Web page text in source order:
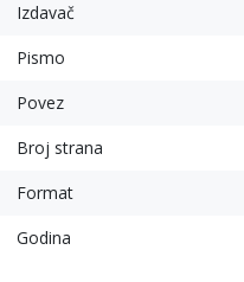
Izdavač
Pismo
Povez
Broj strana
Format
Godina
sa najnovijim kolekcijama,